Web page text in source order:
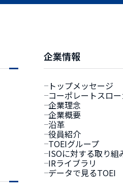
企業情報
トップメッセージ
コーポレートスロ
企業理念
企業概要
沿革
役員紹介
TOEIグループ
ISOに対する取り組
IRライブラリ
データで見るTOEI